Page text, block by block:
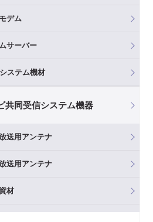
デム
サーバー
ステム機材
共同受信システム機器
送用アンテナ
送用アンテナ
材